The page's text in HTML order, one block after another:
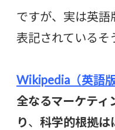
ですが、実は英語
表記されているそ
Wikipedia（英語版
全なるマーケティ
り、 科学的根拠は